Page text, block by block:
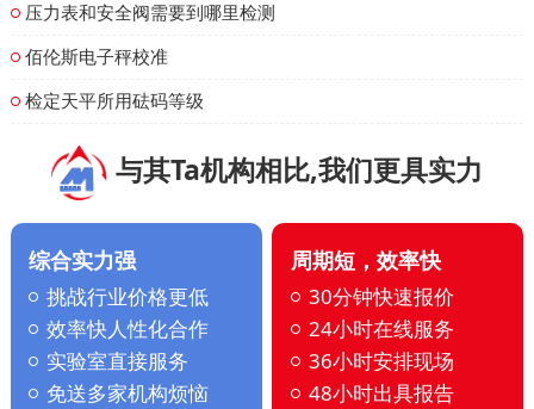
压力表和安全阀需要到哪里检测
佰伦斯电子秤校准
检定天平所用砝码等级
与其Ta机构相比,我们更具实力
综合实力强
挑战行业价格更低
效率快人性化合作
实验室直接服务
免送多家机构烦恼
周期短，效率快
30分钟快速报价
24小时在线服务
36小时安排现场
48小时出具报告